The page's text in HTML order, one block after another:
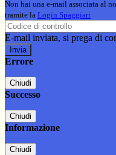
Non hai una e-mail associata al
tramite la Login Spaggiari
E-mail inviata, si prega di
Errore
Chiudi
Successo
Chiudi
Informazione
Chiudi